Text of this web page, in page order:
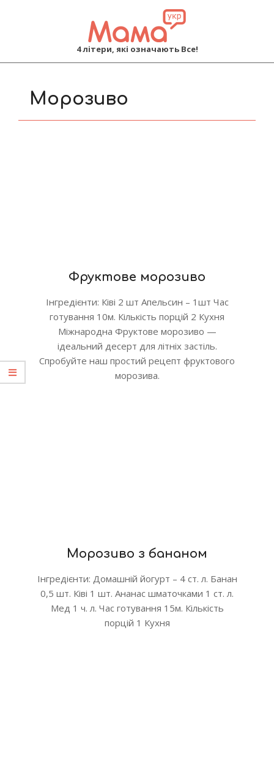
4 літери, які означають Все!
Морозиво
Фруктове морозиво
Інгредієнти: Ківі 2 шт Апельсин – 1шт Час
готування 10м. Кількість порцій 2 Кухня
Міжнародна Фруктове морозиво —
ідеальний десерт для літніх застіль.
Спробуйте наш простий рецепт фруктового
морозива.
Морозиво з бананом
Інгредієнти: Домашній йогурт – 4 ст. л. Банан
0,5 шт. Ківі 1 шт. Ананас шматочками 1 ст. л.
Мед 1 ч. л. Час готування 15м. Кількість
порцій 1 Кухня